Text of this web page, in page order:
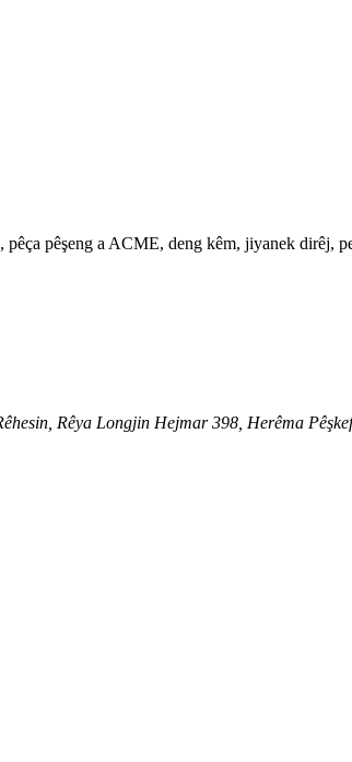
pêşeng a ACME, deng kêm, jiyanek dirêj,
Rêya Longjin Hejmar 398, Herêma